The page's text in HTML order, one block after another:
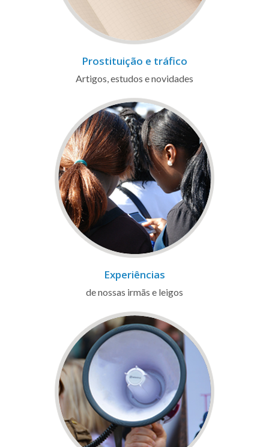
Prostituição e tráfico
Artigos, estudos e novidades
Experiências
de nossas irmãs e leigos